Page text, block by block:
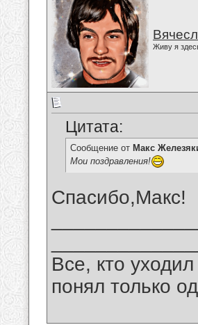
Живу я
Цитата:
Сообщение от Макс
Мои поздравления!
Спасибо,Макс!
Все, кто
понял только